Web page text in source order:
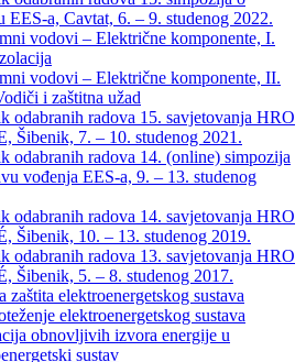
EES-a, Cavtat, 6. – 9. studenog 2022.
vodovi – Električne komponente, I.
vodovi – Električne komponente, II.
i zaštitna užad
odabranih radova 15. savjetovanja HRO
Šibenik, 7. – 10. studenog 2021.
odabranih radova 14. (online) simpozija
vođenja EES-a, 9. – 13. studenog
odabranih radova 14. savjetovanja HRO
Šibenik, 10. – 13. studenog 2019.
odabranih radova 13. savjetovanja HRO
Šibenik, 5. – 8. studenog 2017.
zaštita elektroenergetskog sustava
elektroenergetskog sustava
obnovljivih izvora energije u
sustav